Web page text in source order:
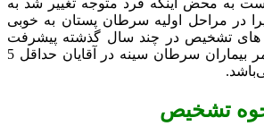
به محض اینکه فرد متوجه تغییر شد به
در مراحل اولیه سرطان پستان به خوبی
تشخیص در چند سال گذشته پیشرفت
کرده است و طول عمر بیماران سرطان سینه در آقایان حداقل 5
تشخیص